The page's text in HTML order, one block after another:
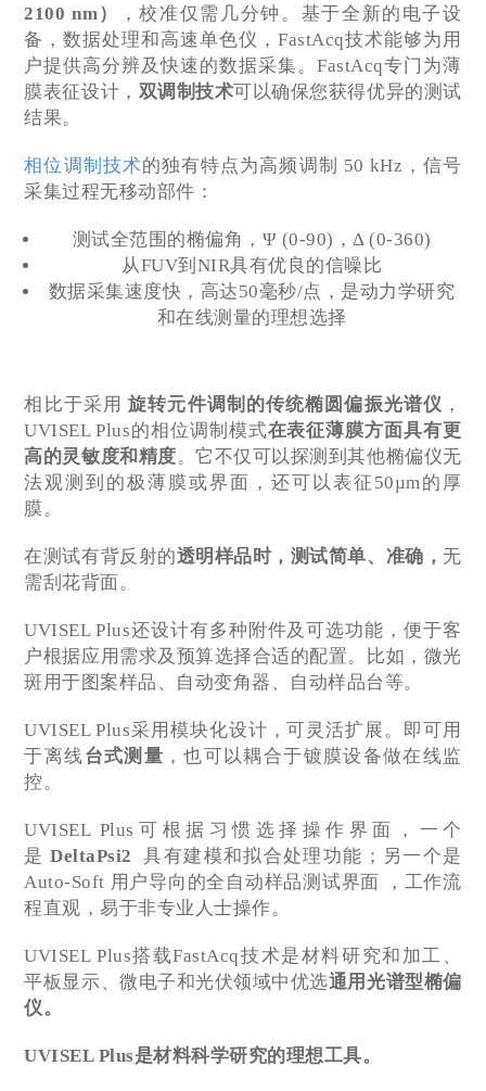
2100 nm）
，校准仅需几分钟。基于全新的电子设
备，数据处理和高速单色仪，FastAcq技术能够为用
户提供高分辨及快速的数据采集。FastAcq专门为薄
膜表征设计， 双调制技术可以确保您获得优异的测试
结果。
相位调制技术的独有特点为高频调制 50 kHz，信号
采集过程无移动部件：
测试全范围的椭偏角，Ψ (0-90)，Δ (0-360)
从FUV到NIR具有优良的信噪比
数据采集速度快，高达50毫秒/点，是动力学研究
和在线测量的理想选择
相比于采用 旋转元件调制的传统椭圆偏振光谱仪 ，
UVISEL Plus的相位调制模式在表征薄膜方面具有更
高的灵敏度和精度。它不仅可以探测到其他椭偏仪无
法观测到的极薄膜或界面，还可以表征50µm的厚
膜。
在测试有背反射的透明样品时，测试简单、准确， 无
需刮花背面。
UVISEL Plus还设计有多种附件及可选功能，便于客
户根据应用需求及预算选择合适的配置。比如，微光
斑用于图案样品、自动变角器、自动样品台等。
UVISEL Plus采用模块化设计，可灵活扩展。即可用
于离线台式测量 ，也可以耦合于镀膜设备做在线监
控。
UVISEL Plus可根据习惯选择操作界面，一个
是DeltaPsi2
具有建模和拟合处理功能；另一个是
Auto-Soft 用户导向的全自动样品测试界面 ，工作流
程直观，易于非专业人士操作。
UVISEL Plus搭载FastAcq技术是材料研究和加工、
平板显示、微电子和光伏领域中优选通用光谱型椭偏
仪。
UVISEL Plus是材料科学研究的理想工具。